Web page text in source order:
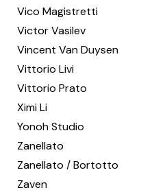
Vico Magistretti
Victor Vasilev
Vincent Van Duysen
Vittorio Livi
Vittorio Prato
Ximi Li
Yonoh Studio
Zanellato
Zanellato / Bortotto
Zaven